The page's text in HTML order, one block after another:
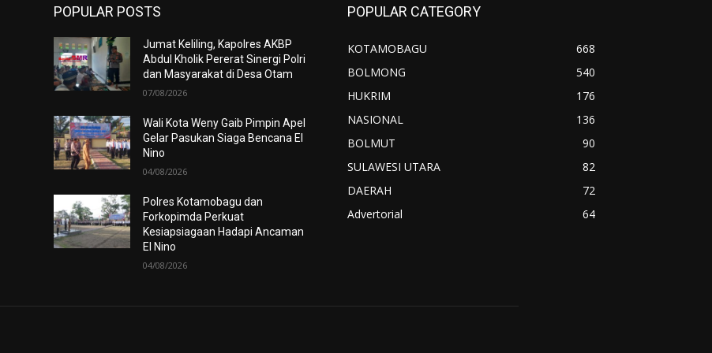
POPULAR POSTS
Jumat Keliling, Kapolres AKBP
Abdul Kholik Pererat Sinergi Polri
dan Masyarakat di Desa Otam
07/08/2026
Wali Kota Weny Gaib Pimpin Apel
Gelar Pasukan Siaga Bencana El
Nino
04/08/2026
Polres Kotamobagu dan
Forkopimda Perkuat
Kesiapsiagaan Hadapi Ancaman
El Nino
04/08/2026
POPULAR CATEGORY
KOTAMOBAGU
668
BOLMONG
540
HUKRIM
176
NASIONAL
136
BOLMUT
90
SULAWESI UTARA
82
DAERAH
72
Advertorial
64